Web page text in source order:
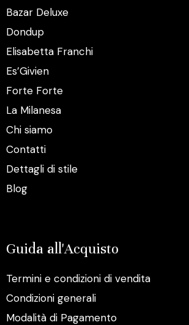
Bazar Deluxe
Dondup
Elisabetta Franchi
Es’Givien
Forte Forte
La Milanesa
Chi siamo
Contatti
Dettagli di stile
Blog
Guida all'Acquisto
Termini e condizioni di vendita
Condizioni generali
Modalità di Pagamento